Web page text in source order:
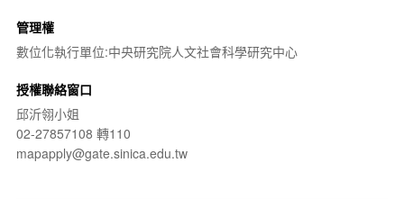
管理權
數位化執行單位:中央研究院人文社會科學研究中心
授權聯絡窗口
邱沂翎小姐
02-27857108 轉110
mapapply@gate.sinica.edu.tw